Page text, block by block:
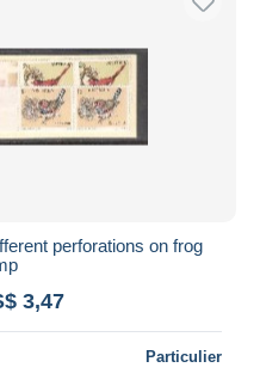
perforations on frog
3,47
Particulier